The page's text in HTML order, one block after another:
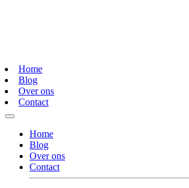
Home
Blog
Over ons
Contact
Home
Blog
Over ons
Contact